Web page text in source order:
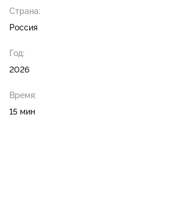
Страна:
Россия
Год:
2026
Время:
15 мин